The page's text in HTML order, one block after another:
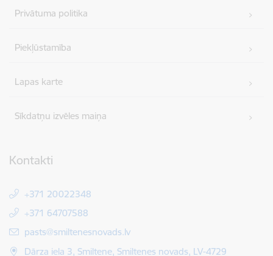
Privātuma politika
Piekļūstamība
Lapas karte
Sīkdatņu izvēles maiņa
Kontakti
+371 20022348
+371 64707588
E-pasts:
pasts@smiltenesnovads.lv
Dārza iela 3, Smiltene, Smiltenes novads, LV-4729